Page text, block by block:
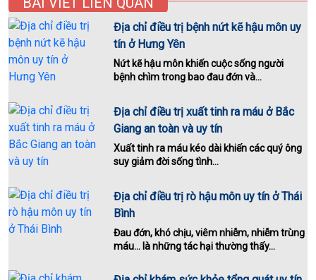
Địa chỉ điều trị bệnh nứt kẽ hậu môn uy
tín ở Hưng Yên
Nứt kẽ hậu môn khiến cuộc sống người
bệnh chìm trong bao đau đớn và...
Địa chỉ điều trị xuất tinh ra máu ở Bắc
Giang an toàn và uy tín
Xuất tinh ra máu kéo dài khiến các quý ông
suy giảm đời sống tình...
Địa chỉ điều trị rò hậu môn uy tín ở Thái
Bình
Đau đớn, khó chịu, viêm nhiễm, nhiễm trùng
máu... là những tác hại thường thấy...